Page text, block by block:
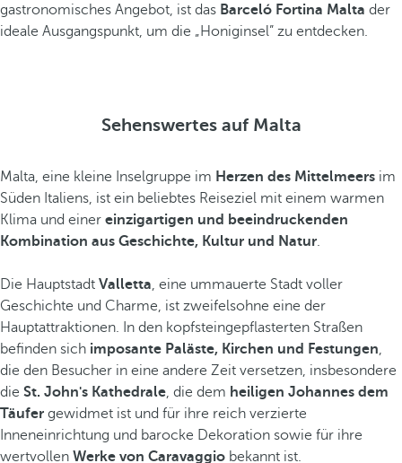
gastronomisches Angebot, ist das Barceló Fortina Malta der
ideale Ausgangspunkt, um die „Honiginsel” zu entdecken.
Sehenswertes auf Malta
Malta, eine kleine Inselgruppe im Herzen des Mittelmeers im
Süden Italiens, ist ein beliebtes Reiseziel mit einem warmen
Klima und einer einzigartigen und beeindruckenden
Kombination aus Geschichte, Kultur und Natur.
Die Hauptstadt Valletta, eine ummauerte Stadt voller
Geschichte und Charme, ist zweifelsohne eine der
Hauptattraktionen. In den kopfsteingepflasterten Straßen
befinden sich imposante Paläste, Kirchen und Festungen,
die den Besucher in eine andere Zeit versetzen, insbesondere
die St. John's Kathedrale, die dem heiligen Johannes dem
Täufer gewidmet ist und für ihre reich verzierte
Inneneinrichtung und barocke Dekoration sowie für ihre
wertvollen Werke von Caravaggio bekannt ist.